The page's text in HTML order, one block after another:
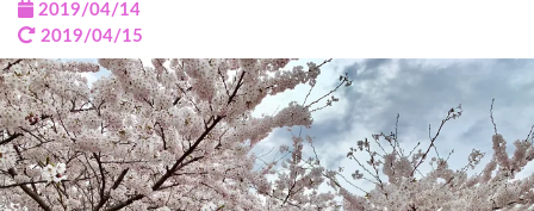
2019/04/14
2019/04/15